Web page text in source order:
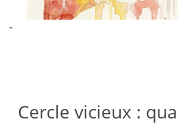
-
Cercle vicieux :